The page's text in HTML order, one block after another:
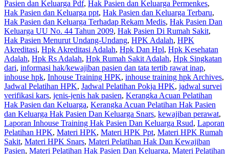
Pasien dan Keluarga Pdf, Hak Pasien dan Keluarga Permenkes,
Hak Pasien dan Keluarga ppt, Hak Pasien dan Keluarga Terbaru,
Hak Pasien dan Keluarga Terhadap Rekam Medis, Hak Pasien Dan
Keluarga UU No. 44 Tahun 2009, Hak Pasien Di Rumah Sakit,
Hak Pasien Menurut Undang-Undang, HPK Adalah, HPK
Akreditasi, Hpk Akreditasi Adalah, Hpk Dan Hpl, Hpk Kesehatan
Adalah, Hpk Rs Adalah, Hpk Rumah Sakit Adalah, Hpk Singkatan
dari, informasi hak/kewajiban pasien dan tata tertib rawat inap,
inhouse hpk, Inhouse Training HPK, inhouse training hpk Archives,
Jadwal Pelatihan HPK, Jadwal Pelatihan Pokja HPK, jadwal survei
verifikasi kars, jenis-jenis hak pasien, Kerangka Acuan Pelatihan
Hak Pasien dan Keluarga, Kerangka Acuan Pelatihan Hak Pasien
dan Keluarga Hak Pasien Dan Keluarga Snars, kewajiban perawat,
Laporan Inhouse Training Hak Pasien Dan Keluarga Rsud, Laporan
Pelatihan HPK, Materi HPK, Materi HPK Ppt, Materi HPK Rumah
Sakit, Materi HPK Snars, Materi Pelatihan Hak Dan Kewajiban
Pasien, Materi Pelatihan Hak Pasien Dan Keluarga, Materi Pelatihan